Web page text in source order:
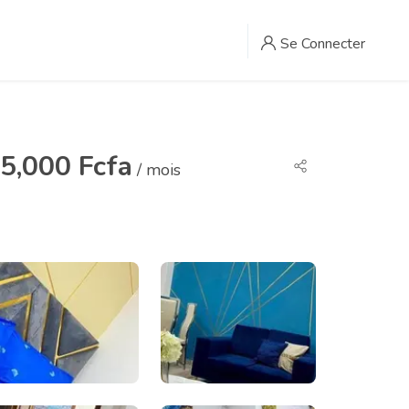
Se Connecter
Fcfa / mois